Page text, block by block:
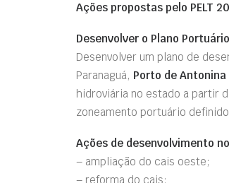
Ações propostas pelo PELT
Desenvolver o Plano
Desenvolver um plano de
Paranaguá, Porto de Antonina
hidroviária no estado a partir
zoneamento portuário
Ações de desenvolvimento
– ampliação do cais oeste;
– reforma do cais;